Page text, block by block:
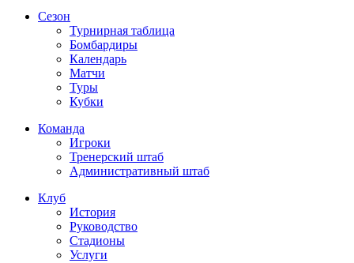
Сезон
Турнирная таблица
Бомбардиры
Календарь
Матчи
Туры
Кубки
Команда
Игроки
Тренерский штаб
Административный штаб
Клуб
История
Руководство
Стадионы
Услуги